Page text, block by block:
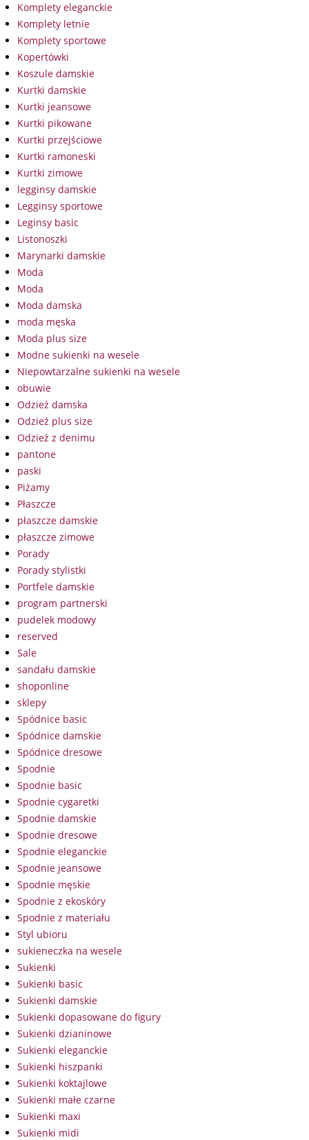
Komplety eleganckie
Komplety letnie
Komplety sportowe
Kopertówki
Koszule damskie
Kurtki damskie
Kurtki jeansowe
Kurtki pikowane
Kurtki przejściowe
Kurtki ramoneski
Kurtki zimowe
legginsy damskie
Legginsy sportowe
Leginsy basic
Listonoszki
Marynarki damskie
Moda
Moda
Moda damska
moda męska
Moda plus size
Modne sukienki na wesele
Niepowtarzalne sukienki na wesele
obuwie
Odzież damska
Odzież plus size
Odzież z denimu
pantone
paski
Piżamy
Płaszcze
płaszcze damskie
płaszcze zimowe
Porady
Porady stylistki
Portfele damskie
program partnerski
pudelek modowy
reserved
Sale
sandału damskie
shoponline
sklepy
Spódnice basic
Spódnice damskie
Spódnice dresowe
Spodnie
Spodnie basic
Spodnie cygaretki
Spodnie damskie
Spodnie dresowe
Spodnie eleganckie
Spodnie jeansowe
Spodnie męskie
Spodnie z ekoskóry
Spodnie z materiału
Styl ubioru
sukieneczka na wesele
Sukienki
Sukienki basic
Sukienki damskie
Sukienki dopasowane do figury
Sukienki dzianinowe
Sukienki eleganckie
Sukienki hiszpanki
Sukienki koktajlowe
Sukienki małe czarne
Sukienki maxi
Sukienki midi